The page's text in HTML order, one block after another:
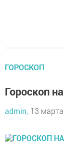
ГОРОСКОП
Гороскоп
admin, 13